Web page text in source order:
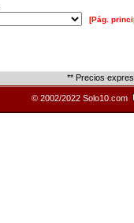
[Pág.
** Precios
© 2002/2022 Solo10.com